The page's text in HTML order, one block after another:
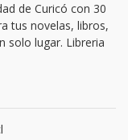
de Curicó con 30
tus novelas, libros,
solo lugar. Libreria